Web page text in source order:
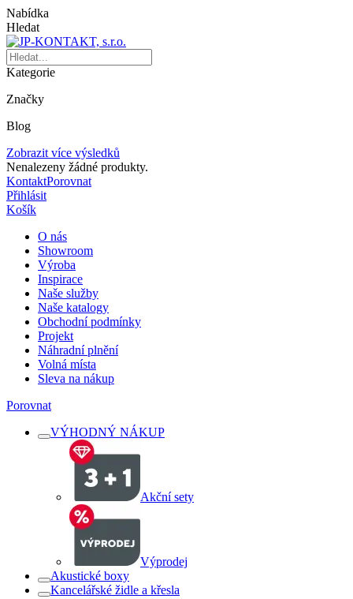
Nabídka
Hledat
Kategorie
Značky
Blog
Zobrazit více výsledků
Nenalezeny žádné produkty.
KontaktPorovnat
Přihlásit
Košík
O nás
Showroom
Výroba
Inspirace
Naše služby
Naše katalogy
Obchodní podmínky
Projekt
Náhradní plnění
Volná místa
Sleva na nákup
Porovnat
VÝHODNÝ NÁKUP
Akční sety
Výprodej
Akustické boxy
Kancelářské židle a křesla